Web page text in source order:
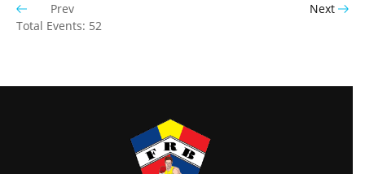
Prev
Next
Total Events: 52